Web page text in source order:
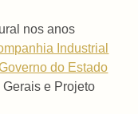
nos anos
Industrial
do Estado
e Projeto